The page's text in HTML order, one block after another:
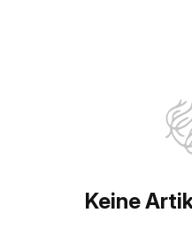
Keine